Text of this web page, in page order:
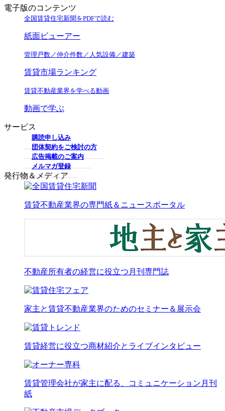
電子版のコンテンツ
全国賃貸住宅新聞をPDFで読む
紙面ビューアー
管理戸数／仲介件数／人気設備／建築
賃貸市場ランキング
賃貸不動産業界を学べる動画
動画で学ぶ
サービス
購読申し込み
団体契約をご検討の方
広告掲載のご案内
メルマガ登録
発行物＆メディア
賃貸不動産業界の専門紙＆ニュースポータル
不動産所有者の経営に役立つ月刊専門誌
家主と賃貸不動産業界のためのセミナー＆展示会
賃貸経営に役立つ商材紹介とライブインタビュー
賃貸管理会社が家主に配る、コミュニケーション月刊
紙